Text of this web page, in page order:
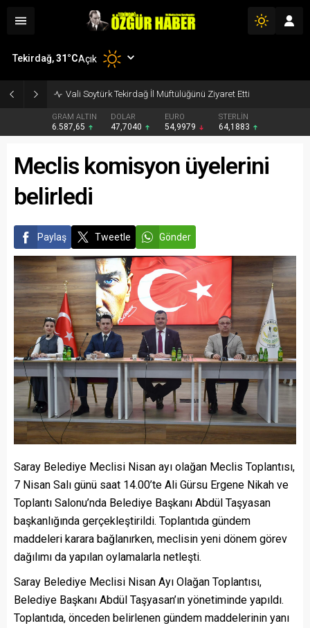
Vali Soytürk Tekirdağ İl Müftülüğünü Ziyaret Etti
GRAM ALTIN
6.587,65
DOLAR
47,7040
EURO
54,9979
STERLİN
64,1883
Tekirdağ,31°CAçık
Meclis komisyon üyelerini
belirledi
Paylaş Tweetle Gönder
Saray Belediye Meclisi Nisan ayı olağan Meclis Toplantısı,
7 Nisan Salı günü saat 14.00’te Ali Gürsu Ergene Nikah ve
Toplantı Salonu’nda Belediye Başkanı Abdül Taşyasan
başkanlığında gerçekleştirildi. Toplantıda gündem
maddeleri karara bağlanırken, meclisin yeni dönem görev
dağılımı da yapılan oylamalarla netleşti.
Saray Belediye Meclisi Nisan Ayı Olağan Toplantısı,
Belediye Başkanı Abdül Taşyasan’ın yönetiminde yapıldı.
Toplantıda, önceden belirlenen gündem maddelerinin yanı